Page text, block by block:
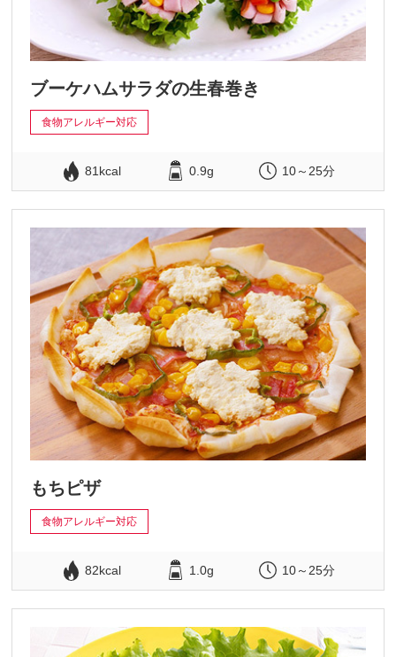
ブーケハムサラダの生春巻き
食物アレルギー対応
81kcal 0.9g 10～25分
もちピザ
食物アレルギー対応
82kcal 1.0g 10～25分